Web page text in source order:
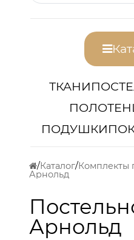
ТКАНИ
ПОДУШКИ
Каталог Комплекты
Арнольд
Арнольд